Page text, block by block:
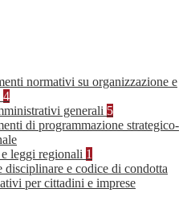
normativi su organizzazione e
4
generali 5
di programmazione strategico-
leggi regionali 1
disciplinare e codice di condotta
per cittadini e imprese